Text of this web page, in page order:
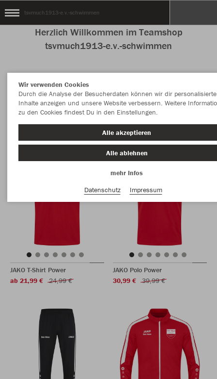
tsvmuch1913-e.v.-schwimmen
Herzlich Willkommen im Teamshop
tsvmuch1913-e.v.-schwimmen
Nachhaltig Farbe
JAKO T-Shirt Power
ab 21,99 €
24,99 €
JAKO Polo Power
30,99 €
39,99 €
Wir verwenden Cookies
Durch die Analyse der Besucherdaten können wir dir personalisierte
Inhalte anzeigen und unsere Website verbessern. Weitere
zu den Cookies findest Du in den Einstellungen.
Alle akzeptieren
Alle ablehnen
mehr Infos
Datenschutz
Impressum